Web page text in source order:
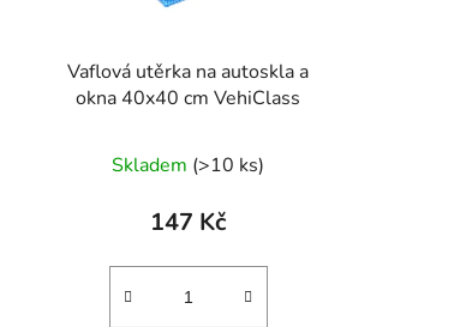
Vaflová utěrka na autoskla a
okna 40x40 cm VehiClass
Skladem (>10 ks)
147 Kč